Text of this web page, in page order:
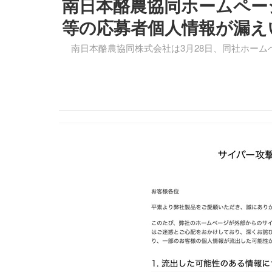
南日本酪農協同ホームペ
等の応募者個人情報が漏
南日本酪農協同株式会社は3月28日、同社ホー